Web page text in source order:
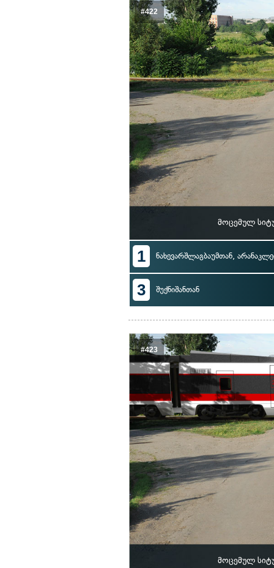
#422
მოცემულ
1 ნახევარშლაგბაუმთან,
3 შუქნიშანთან
#423
მოცემულ